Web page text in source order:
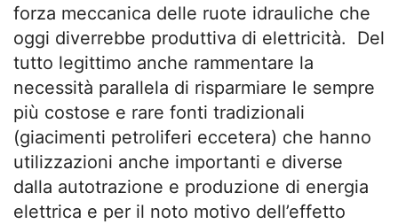
forza meccanica delle ruote idrauliche che
oggi diverrebbe produttiva di elettricità. Del
tutto legittimo anche rammentare la
necessità parallela di risparmiare le sempre
più costose e rare fonti tradizionali
(giacimenti petroliferi eccetera) che hanno
utilizzazioni anche importanti e diverse
dalla autotrazione e produzione di energia
elettrica e per il noto motivo dell’effetto